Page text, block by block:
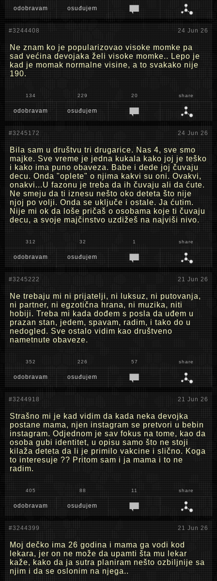
odobravam osuđujem
#3244408 24 Jun 26
Ne znam ko je popularizovao visoke momke pa
sad većina devojaka želi visoke momke.. Lepo je
kad je momak normalne visine, a to svakako nije
190.
134 229 20 share
odobravam osuđujem
#3245172 24 Jun 26
Bila sam u društvu tri drugarice. Nas 4, sve smo
majke. Sve vreme je jedna kukala kako joj je teško
i kako ima puno obaveza. Babe i dede joj čuvaju
decu. Onda "oplete" o njima kakvi su oni. Ovakvi,
onakvi...U fazonu je treba da ih čuvaju ali da ćute.
Ne smeju da ti iznesu nešto oko deteta što nije
njoj po volji. Onda se uključe i ostale. Ja ćutim.
Nije mi ok da loše pričaš o osobama koje ti čuvaju
decu, a svoje majčinstvo uzdižeš na najviši nivo.
312 32 1 share
odobravam osuđujem
#3245222 21 Jun 26
Ne trebaju mi ni prijatelji, ni luksuz, ni putovanja,
ni partner, ni egzotična hrana, ni muzika, niti
hobiji. Treba mi kada dođem s posla da uđem u
prazan stan, jedem, spavam, radim, i tako do u
nedogled. Sve ostalo vidim kao društveno
nametnute obaveze.
352 226 57 share
odobravam osuđujem
#3244918 21 Jun 26
Strašno mi je kad vidim da kada neka devojka
postane mama, njen instagram se pretvori u bebin
instagram. Odjednom je sav fokus na tome, kao da
osoba gubi identitet, u opisu samo što ne stoji
kilaža deteta da li je primilo vakcine i slično. Koga
to interesuje ?? Pritom sam i ja mama i to ne
radim.
405 88 11 share
odobravam osuđujem
#3244399 21 Jun 26
Moj dečko ima 26 godina i mama ga vodi kod
lekara, jer on ne može da upamti šta mu lekar
kaže, kako da ja sutra planiram nešto ozbiljnije sa
njim i da se oslonim na njega..